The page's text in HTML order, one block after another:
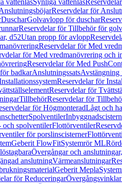
vattenlåsSynliga vattenlås
Reservdelar för
DuscharGolvavlopp för duschar
Reservdelar för Tillbehör för
d52Utan propp för avlopp
Reservdelar för Med
för Med vredmanövrering och
Reservdelar för Med
badkarAnslutningssatsAvstängning
Reservdelar för
Reservdelar för
TillbehörReservdelar för
för HögmonteradLågt och
Spolventiler
och spolventilerFlottörventiler
för porslinscisterner
Geberit FlowFitSystemrör ML
Övergångar och
anslutningVärmeanslutningar
Geberit Mepla
för ReduceringarÖvergångsvinklar